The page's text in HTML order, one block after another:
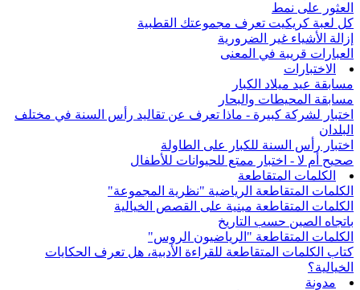
العثور على نمط
كل لعبة كريكيت تعرف مجموعتك القطبية
إزالة الأشياء غير الضرورية
العبارات قريبة في المعنى
الاختبارات
مسابقة عيد ميلاد الكبار
مسابقة المحيطات والبحار
اختبار لشركة كبيرة - ماذا تعرف عن تقاليد رأس السنة في مختلف
البلدان
اختبار رأس السنة للكبار على الطاولة
صحيح أم لا - اختبار ممتع للحيوانات للأطفال
الكلمات المتقاطعة
الكلمات المتقاطعة الرياضية "نظرية المجموعة"
الكلمات المتقاطعة مبنية على القصص الخيالية
باتجاه الصين حسب التاريخ
الكلمات المتقاطعة "الرياضيون الروس"
كتاب الكلمات المتقاطعة للقراءة الأدبية، هل تعرف الحكايات
الخيالية؟
مدونة